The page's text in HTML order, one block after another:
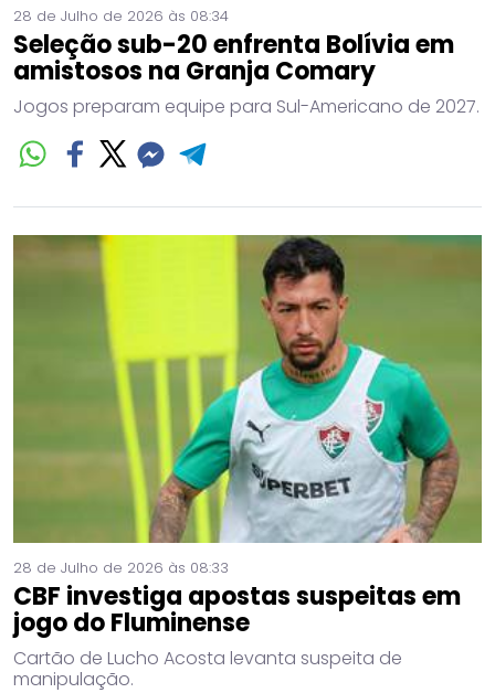
28 de Julho de 2026 às 08:34
Seleção sub-20 enfrenta Bolívia em
amistosos na Granja Comary
Jogos preparam equipe para Sul-Americano de 2027.
28 de Julho de 2026 às 08:33
CBF investiga apostas suspeitas em
jogo do Fluminense
Cartão de Lucho Acosta levanta suspeita de
manipulação.